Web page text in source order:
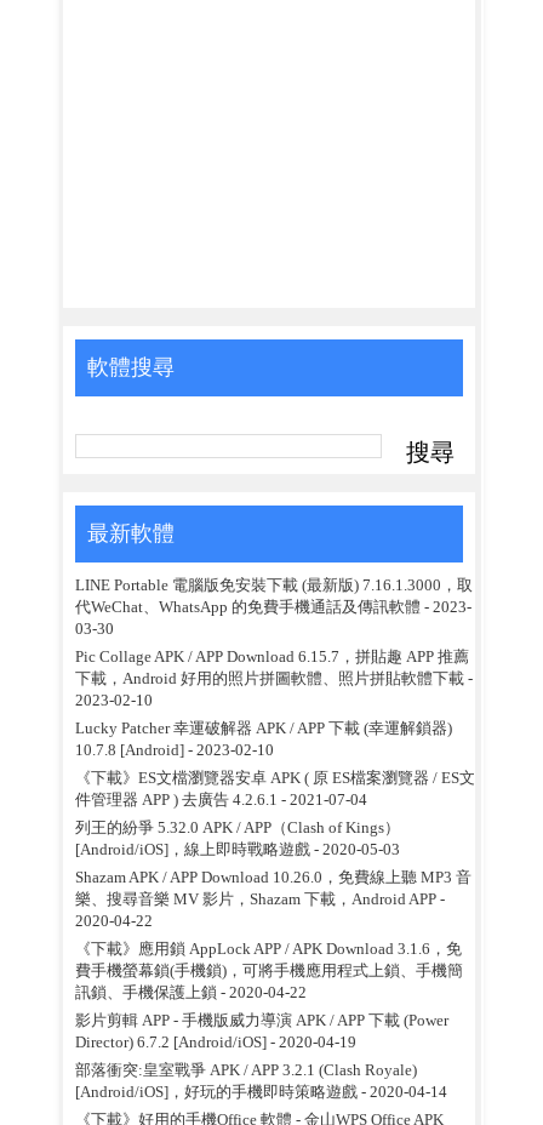
軟體搜尋
最新軟體
LINE Portable 電腦版免安裝下載 (最新版) 7.16.1.3000，取
代WeChat、WhatsApp 的免費手機通話及傳訊軟體 - 2023-
03-30
Pic Collage APK / APP Download 6.15.7，拼貼趣 APP 推薦
下載，Android 好用的照片拼圖軟體、照片拼貼軟體下載-
2023-02-10
Lucky Patcher 幸運破解器 APK / APP 下載 (幸運解鎖器)
10.7.8 [Android] - 2023-02-10
《下載》ES文檔瀏覽器安卓 APK ( 原 ES檔案瀏覽器 / ES文
件管理器 APP ) 去廣告 4.2.6.1 - 2021-07-04
列王的紛爭 5.32.0 APK / APP（Clash of Kings）
[Android/iOS]，線上即時戰略遊戲- 2020-05-03
Shazam APK / APP Download 10.26.0，免費線上聽 MP3 音
樂、搜尋音樂 MV 影片，Shazam 下載，Android APP-
2020-04-22
《下載》應用鎖 AppLock APP / APK Download 3.1.6，免
費手機螢幕鎖(手機鎖)，可將手機應用程式上鎖、手機簡
訊鎖、手機保護上鎖 - 2020-04-22
影片剪輯 APP - 手機版威力導演 APK / APP 下載 (Power
Director) 6.7.2 [Android/iOS]- 2020-04-19
部落衝突:皇室戰爭 APK / APP 3.2.1 (Clash Royale)
[Android/iOS]，好玩的手機即時策略遊戲- 2020-04-14
《下載》好用的手機Office 軟體 - 金山WPS Office APK